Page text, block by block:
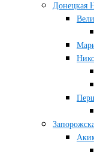
Донецкая